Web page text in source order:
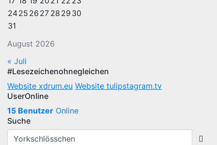
August 2026
2425 26 27 28 29 30
31
« Juli
#Lesezeichenohnegleichen
Website xdrum.eu Website tulipstagram.tv
UserOnline
15 Benutzer Online
Suche